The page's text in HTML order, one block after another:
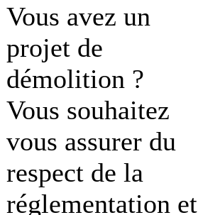
Vous avez un
projet de
démolition ?
Vous souhaitez
vous assurer du
respect de la
réglementation et